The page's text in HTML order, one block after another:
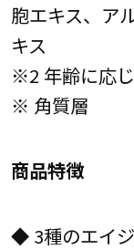
胞エキス、ア
キス
※2 年齢に応
※ 角質層
商品特徴
◆ 3種のエイ